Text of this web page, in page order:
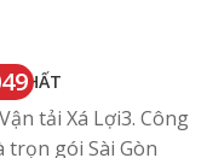
NHẤT
tải Xá Lợi3. Công
trọn gói Sài Gòn